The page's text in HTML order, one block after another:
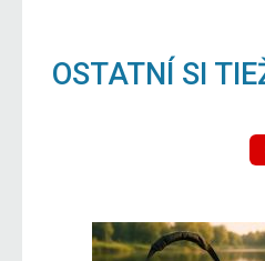
OSTATNÍ SI